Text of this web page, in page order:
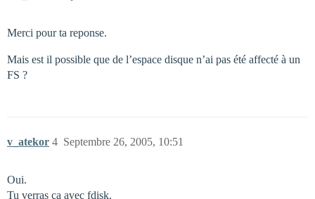
Merci pour ta reponse.
Mais est il possible que de l’espace disque n’ai pas été affecté à un
FS ?
v_atekor Septembre 26, 2005, 10:51
4
Oui.
Tu verras ça avec fdisk.